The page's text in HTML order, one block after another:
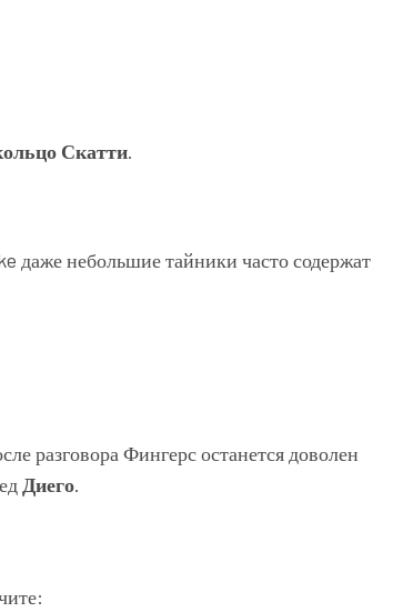
Скатти.
даже небольшие тайники часто содержат
разговора Фингерс останется доволен
Диего.